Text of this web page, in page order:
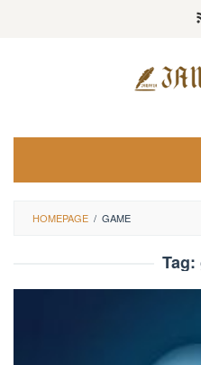
HOMEPAGE / GAME
Tag: